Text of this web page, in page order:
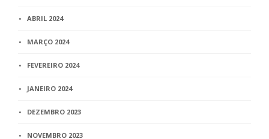
ABRIL 2024
MARÇO 2024
FEVEREIRO 2024
JANEIRO 2024
DEZEMBRO 2023
NOVEMBRO 2023